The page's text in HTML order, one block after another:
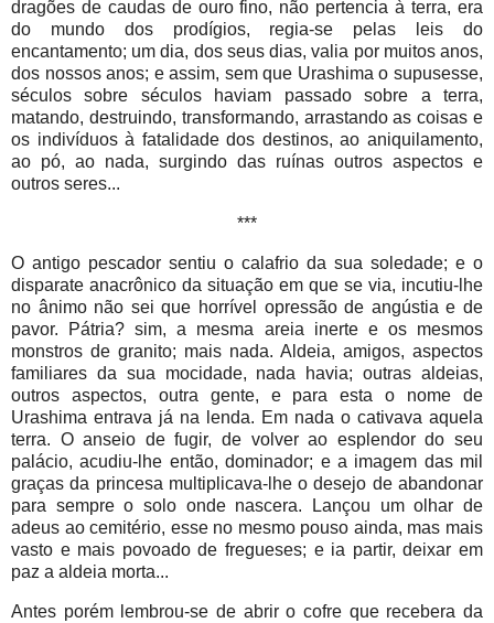
dragões de caudas de ouro fino, não pertencia à terra, era
do mundo dos prodígios, regia-se pelas leis do
encantamento; um dia, dos seus dias, valia por muitos anos,
dos nossos anos; e assim, sem que Urashima o supusesse,
séculos sobre séculos haviam passado sobre a terra,
matando, destruindo, transformando, arrastando as coisas e
os indivíduos à fatalidade dos destinos, ao aniquilamento,
ao pó, ao nada, surgindo das ruínas outros aspectos e
outros seres...
***
O antigo pescador sentiu o calafrio da sua soledade; e o
disparate anacrônico da situação em que se via, incutiu-lhe
no ânimo não sei que horrível opressão de angústia e de
pavor. Pátria? sim, a mesma areia inerte e os mesmos
monstros de granito; mais nada. Aldeia, amigos, aspectos
familiares da sua mocidade, nada havia; outras aldeias,
outros aspectos, outra gente, e para esta o nome de
Urashima entrava já na lenda. Em nada o cativava aquela
terra. O anseio de fugir, de volver ao esplendor do seu
palácio, acudiu-lhe então, dominador; e a imagem das mil
graças da princesa multiplicava-lhe o desejo de abandonar
para sempre o solo onde nascera. Lançou um olhar de
adeus ao cemitério, esse no mesmo pouso ainda, mas mais
vasto e mais povoado de fregueses; e ia partir, deixar em
paz a aldeia morta...
Antes porém lembrou-se de abrir o cofre que recebera da